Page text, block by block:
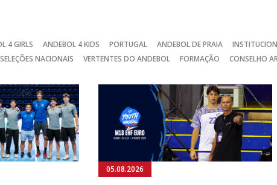
4 GIRLS ANDEBOL 4 KIDS PORTUGAL ANDEBOL DE PRAIA
SELEÇÕES NACIONAIS VERTENTES DO ANDEBOL FORMAÇÃO CONSELHO
05.08.2026